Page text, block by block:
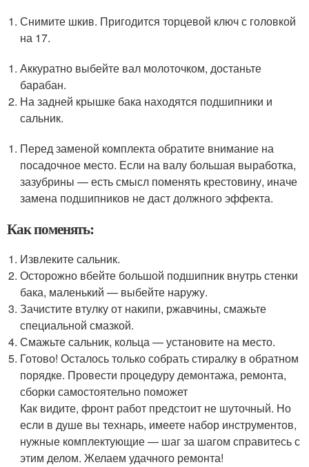
Снимите шкив. Пригодится торцевой ключ с головкой
на 17.
Аккуратно выбейте вал молоточком, достаньте
барабан.
На задней крышке бака находятся подшипники и
сальник.
Перед заменой комплекта обратите внимание на
посадочное место. Если на валу большая выработка,
зазубрины — есть смысл поменять крестовину, иначе
замена подшипников не даст должного эффекта.
Как поменять:
Извлеките сальник.
Осторожно вбейте большой подшипник внутрь стенки
бака, маленький — выбейте наружу.
Зачистите втулку от накипи, ржавчины, смажьте
специальной смазкой.
Смажьте сальник, кольца — установите на место.
Готово! Осталось только собрать стиралку в обратном
порядке. Провести процедуру демонтажа, ремонта,
сборки самостоятельно поможет
Как видите, фронт работ предстоит не шуточный. Но
если в душе вы технарь, имеете набор инструментов,
нужные комплектующие — шаг за шагом справитесь с
этим делом. Желаем удачного ремонта!